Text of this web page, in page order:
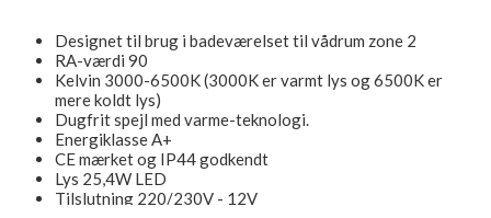
Designet til brug i badeværelset til vådrum zone 2
RA-værdi 90
Kelvin 3000-6500K (3000K er varmt lys og 6500K er
mere koldt lys)
Dugfrit spejl med varme-teknologi.
Energiklasse A+
CE mærket og IP44 godkendt
Lys 25,4W LED
Tilslutning 220/230V - 12V